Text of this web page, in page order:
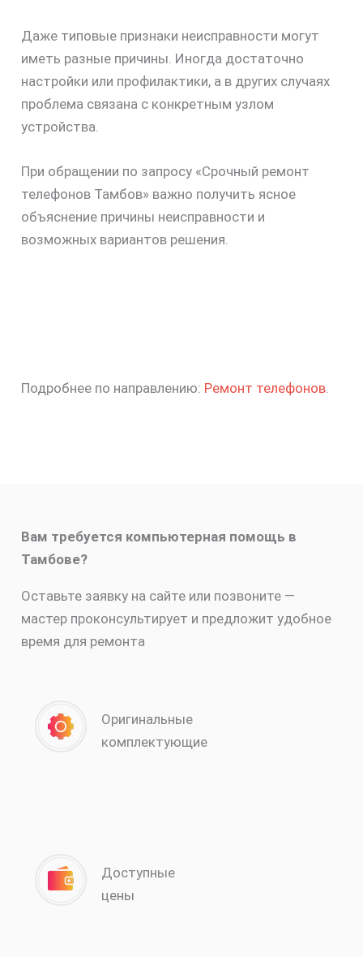
Даже типовые признаки неисправности могут
иметь разные причины. Иногда достаточно
настройки или профилактики, а в других случаях
проблема связана с конкретным узлом
устройства.
При обращении по запросу «Срочный ремонт
телефонов Тамбов» важно получить ясное
объяснение причины неисправности и
возможных вариантов решения.
Подробнее по направлению: Ремонт телефонов.
Вам требуется компьютерная помощь в
Тамбове?
Оставьте заявку на сайте или позвоните —
мастер проконсультирует и предложит удобное
время для ремонта
Оригинальные
комплектующие
Доступные
цены